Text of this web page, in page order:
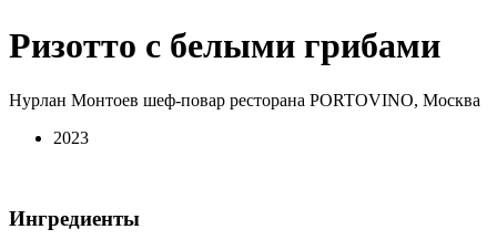
Ризотто с белыми грибами
Нурлан Монтоев шеф-повар ресторана PORTOVINO, Москва
2023
Ингредиенты